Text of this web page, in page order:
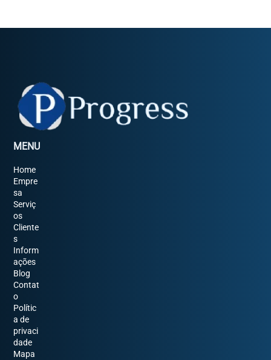
MENU
Home
Empre
sa
Serviç
os
Cliente
s
Inform
ações
Blog
Contat
o
Polític
a de
privaci
dade
Mapa